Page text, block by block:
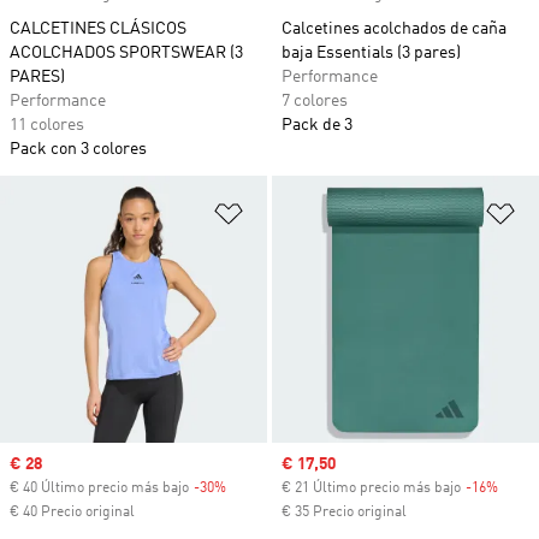
CALCETINES CLÁSICOS
ACOLCHADOS SPORTSWEAR (3
PARES)
Performance
11 colores
Pack con 3 colores
Calcetines acolchados de caña
baja Essentials (3 pares)
Performance
7 colores
Pack de 3
Añadir a la lista de deseos
Precio de venta
€ 28
€ 40 Último precio más bajo -30% Descuento
€ 40 Precio original
Precio de venta
€ 17,50
€ 21 Último precio más bajo -16%
€ 35 Precio original